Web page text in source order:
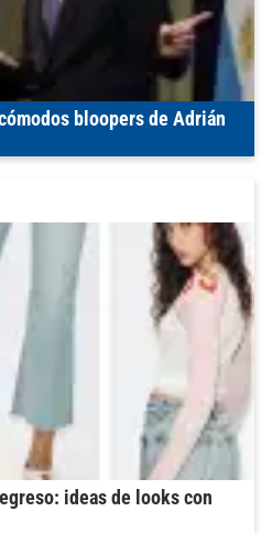
bloopers de Adrián
ideas de looks con